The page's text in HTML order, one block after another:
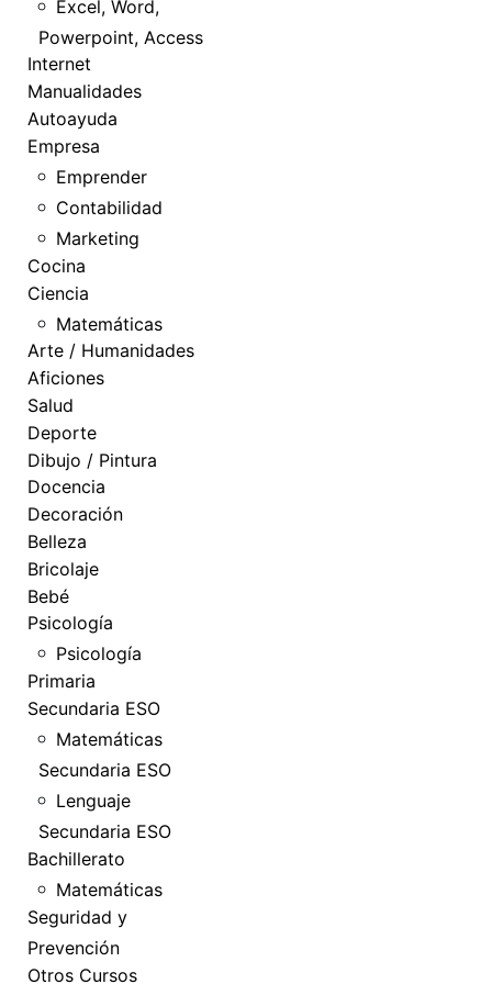
Excel, Word,
Powerpoint, Access
Internet
Manualidades
Autoayuda
Empresa
Emprender
Contabilidad
Marketing
Cocina
Ciencia
Matemáticas
Arte / Humanidades
Aficiones
Salud
Deporte
Dibujo / Pintura
Docencia
Decoración
Belleza
Bricolaje
Bebé
Psicología
Psicología
Primaria
Secundaria ESO
Matemáticas
Secundaria ESO
Lenguaje
Secundaria ESO
Bachillerato
Matemáticas
Seguridad y
Prevención
Otros Cursos